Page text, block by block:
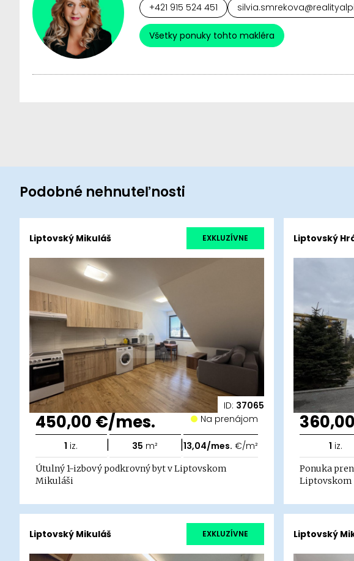
+421 915 524 451
Všetky ponuky tohto makléra
Podobné nehnuteľnosti
ID: 37065
Liptovský Mikuláš EXKLUZÍVNE
450,00 €/mes. Na prenájom
1 iz. | 35 m² |13,04/mes. €/m²
Útulný 1-izbový podkrovný byt v Liptovskom
Mikuláši
Liptovský
1 iz.
Ponuka
Liptovskom
Liptovský Mikuláš EXKLUZÍVNE Liptovský